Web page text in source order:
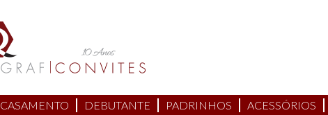
CASAMENTO DEBUTANTE PADRINHOS ACESSÓRIOS